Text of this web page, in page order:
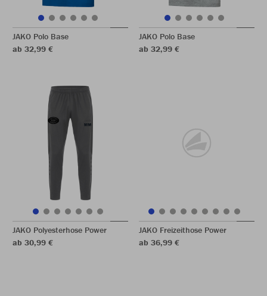
JAKO Polo Base
ab 32,99 €
JAKO Polo Base
ab 32,99 €
JAKO Polyesterhose Power
ab 30,99 €
JAKO Freizeithose Power
ab 36,99 €